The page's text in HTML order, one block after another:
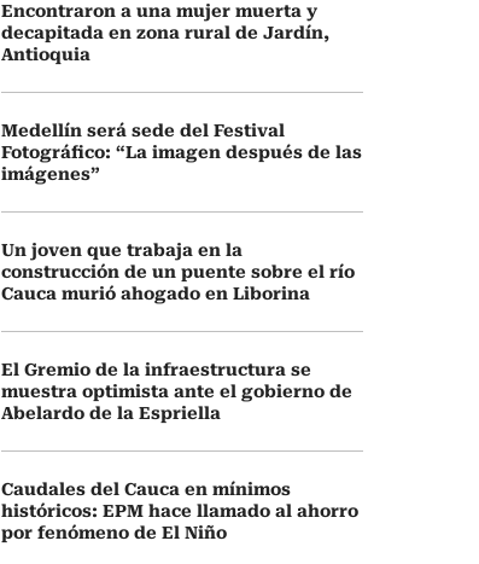
Encontraron a una mujer muerta y
decapitada en zona rural de Jardín,
Antioquia
Medellín será sede del Festival
Fotográfico: “La imagen después de las
imágenes”
Un joven que trabaja en la
construcción de un puente sobre el río
Cauca murió ahogado en Liborina
El Gremio de la infraestructura se
muestra optimista ante el gobierno de
Abelardo de la Espriella
Caudales del Cauca en mínimos
históricos: EPM hace llamado al ahorro
por fenómeno de El Niño